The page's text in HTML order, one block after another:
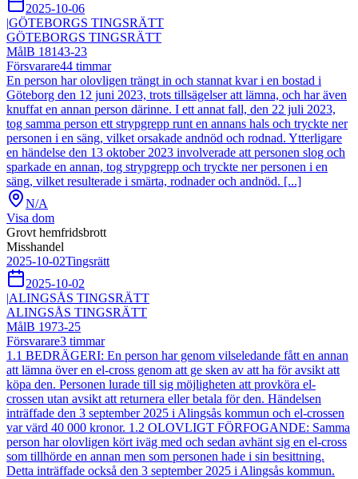
2025-10-06
|GÖTEBORGS TINGSRÄTT
GÖTEBORGS TINGSRÄTT
MålB 18143-23
Försvarare44 timmar
En person har olovligen trängt in och stannat kvar i en bostad i
Göteborg den 12 juni 2023, trots tillsägelser att lämna, och har även
knuffat en annan person därinne. I ett annat fall, den 22 juli 2023,
tog samma person ett strypgrepp runt en annans hals och tryckte ner
personen i en säng, vilket orsakade andnöd och rodnad. Ytterligare
en händelse den 13 oktober 2023 involverade att personen slog och
sparkade en annan, tog strypgrepp och tryckte ner personen i en
säng, vilket resulterade i smärta, rodnader och andnöd. [...]
N/A
Visa dom
Grovt hemfridsbrott
Misshandel
2025-10-02Tingsrätt
2025-10-02
|ALINGSÅS TINGSRÄTT
ALINGSÅS TINGSRÄTT
MålB 1973-25
Försvarare3 timmar
1.1 BEDRÄGERI: En person har genom vilseledande fått en annan
att lämna över en el-cross genom att ge sken av att ha för avsikt att
köpa den. Personen lurade till sig möjligheten att provköra el-
crossen utan avsikt att returnera eller betala för den. Händelsen
inträffade den 3 september 2025 i Alingsås kommun och el-crossen
var värd 40 000 kronor. 1.2 OLOVLIGT FÖRFOGANDE: Samma
person har olovligen kört iväg med och sedan avhänt sig en el-cross
som tillhörde en annan men som personen hade i sin besittning.
Detta inträffade också den 3 september 2025 i Alingsås kommun.